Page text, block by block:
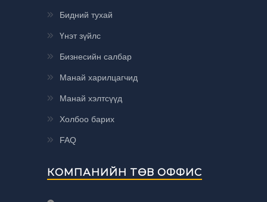
Бидний тухай
Үнэт зүйлс
Бизнесийн салбар
Манай харилцагчид
Манай хэлтсүүд
Холбоо барих
FAQ
КОМПАНИЙН ТӨВ ОФФИС